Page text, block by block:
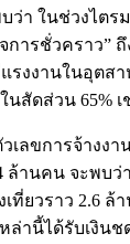
ว่า ในช่วงไตร
การชั่วคราว”
รงงานในอุตส
นสัดส่วน 65%
เลขการจ้างง
ล้านคน จะพบว่
ที่ยวราว 2.6 ล้
ล่านี้ได้รับเงิน